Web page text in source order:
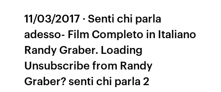
11/03/2017 · Senti chi parla
adesso- Film Completo in Italiano
Randy Graber. Loading
Unsubscribe from Randy
Graber? senti chi parla 2